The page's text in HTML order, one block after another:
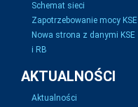
Schemat sieci
Zapotrzebowanie mocy KSE
Nowa strona z danymi KSE
i RB
AKTUALNOŚCI
Aktualności